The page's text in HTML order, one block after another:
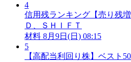
4
信用残ランキング【売り残
Ｄ、ＳＨＩＦＴ
材料 8月9日(日) 08:15
5
【高配当利回り株】ベスト